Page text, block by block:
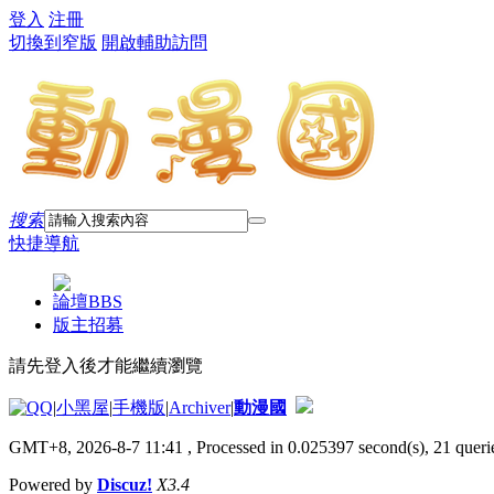
登入 注冊
切換到窄版 開啟輔助訪問
搜索
快捷導航
論壇BBS
版主招募
請先登入後才能繼續瀏覽
|小黑屋|手機版|Archiver|動漫國
GMT+8, 2026-8-7 11:41 , Processed in 0.025397 second(s), 21
Powered by Discuz! X3.4